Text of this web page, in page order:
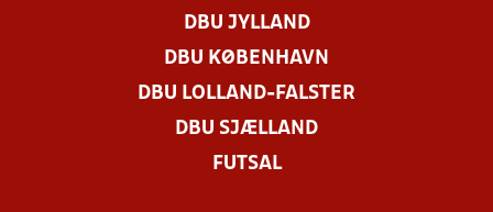
DBU JYLLAND
DBU KØBENHAVN
DBU LOLLAND-FALSTER
DBU SJÆLLAND
FUTSAL